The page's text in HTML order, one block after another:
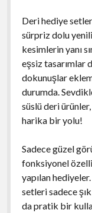
Deri hediye
sürpriz dolu
kesimlerin yanı
eşsiz tasarımlar
dokunuşlar
durumda.
süslü deri ürünler,
harika bir yolu!
Sadece güzel
fonksiyonel
yapılan
setleri sadece
da pratik bir